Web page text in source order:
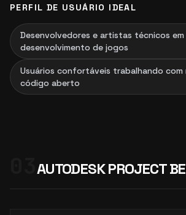
PERFIL DE USUÁRIO IDEAL
Desenvolvedores e artistas técnicos em
desenvolvimento de jogos
Usuários confortáveis trabalhando com
código aberto
AUTODESK PROJECT